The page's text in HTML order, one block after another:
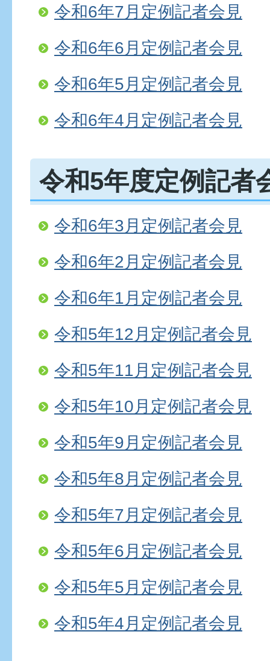
令和6年7月定例記者会見
令和6年6月定例記者会見
令和6年5月定例記者会見
令和6年4月定例記者会見
令和5年度定例記者
令和6年3月定例記者会見
令和6年2月定例記者会見
令和6年1月定例記者会見
令和5年12月定例記者会見
令和5年11月定例記者会見
令和5年10月定例記者会見
令和5年9月定例記者会見
令和5年8月定例記者会見
令和5年7月定例記者会見
令和5年6月定例記者会見
令和5年5月定例記者会見
令和5年4月定例記者会見